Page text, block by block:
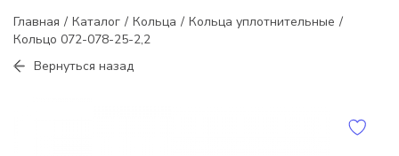
Главная Каталог Кольца
Кольца уплотнительные
Кольцо 072-078-25-2,2
Вернуться назад